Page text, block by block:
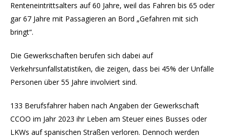
Renteneintrittsalters auf 60 Jahre, weil das Fahren bis 65 oder
gar 67 Jahre mit Passagieren an Bord „Gefahren mit sich
bringt“.
Die Gewerkschaften berufen sich dabei auf
Verkehrsunfallstatistiken, die zeigen, dass bei 45% der Unfälle
Personen über 55 Jahre involviert sind.
133 Berufsfahrer haben nach Angaben der Gewerkschaft
CCOO im Jahr 2023 ihr Leben am Steuer eines Busses oder
LKWs auf spanischen Straßen verloren. Dennoch werden